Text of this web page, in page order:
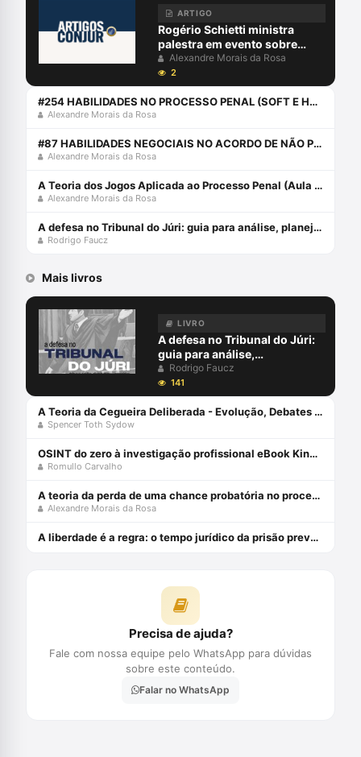
ARTIGO
Rogério Schietti ministra
palestra em evento sobre
Direito Penal
Alexandre Morais da Rosa
2
#254 HABILIDADES NO PROCESSO PENAL (SOFT E HARD SKILLS)
Alexandre Morais da Rosa
#87 HABILIDADES NEGOCIAIS NO ACORDO DE NÃO PERSECUÇÃO PENAL COM ALEXANDRE E AURY
Alexandre Morais da Rosa
A Teoria dos Jogos Aplicada ao Processo Penal (Aula Pocket) com Alexandre Morais da Rosa
Alexandre Morais da Rosa
A defesa no Tribunal do Júri: guia para análise, planejamento e estratégias - junho 2024
Rodrigo Faucz
Mais livros
LIVRO
A defesa no Tribunal do Júri:
guia para análise,
planejamento e estratégias -
junho 2024
Rodrigo Faucz
141
A Teoria da Cegueira Deliberada - Evolução, Debates Dogmáticos, Propostas, Dificuldades de Aplicabilidade - 2ª Edição (2022) Capa comum 1 janeiro 2019
Spencer Toth Sydow
OSINT do zero à investigação profissional eBook Kindle
Romullo Carvalho
A teoria da perda de uma chance probatória no processo penal - julho 2024
Alexandre Morais da Rosa
A liberdade é a regra: o tempo jurídico da prisão preventiva - julho 2024
Precisa de ajuda?
Fale com nossa equipe pelo WhatsApp para dúvidas
sobre este conteúdo.
Falar no WhatsApp